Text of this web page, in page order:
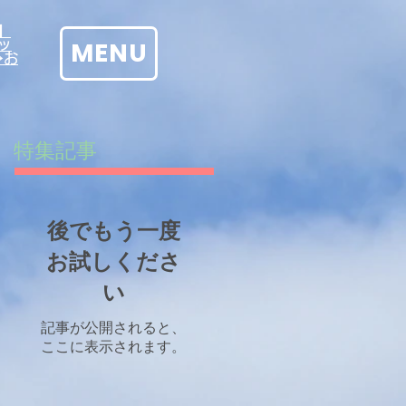
お
MENU
特集記事
後でもう一度
お試しくださ
い
記事が公開されると、
ここに表示されます。